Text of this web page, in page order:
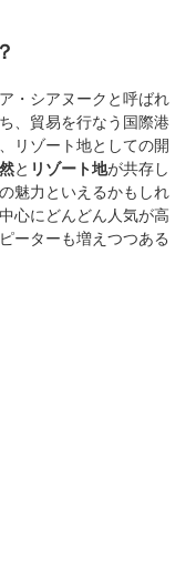
・シアヌークと呼ばれ
、貿易を行なう国際港
リゾート地としての開
と リゾート地が共存し
魅力といえるかもしれ
心にどんどん人気が高
ーターも増えつつある